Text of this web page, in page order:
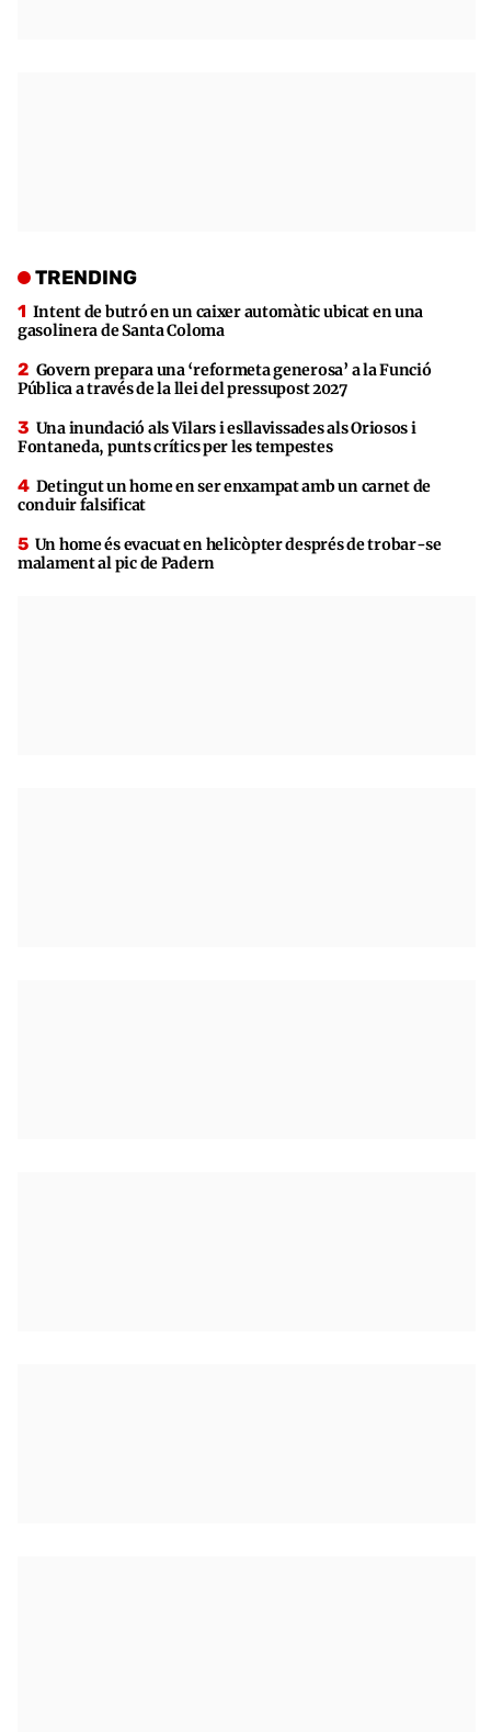
TRENDING
Intent de butró en un caixer automàtic ubicat en una
gasolinera de Santa Coloma
Govern prepara una ‘reformeta generosa’ a la Funció
Pública a través de la llei del pressupost 2027
Una inundació als Vilars i esllavissades als Oriosos i
Fontaneda, punts crítics per les tempestes
Detingut un home en ser enxampat amb un carnet de
conduir falsificat
Un home és evacuat en helicòpter després de trobar-se
malament al pic de Padern